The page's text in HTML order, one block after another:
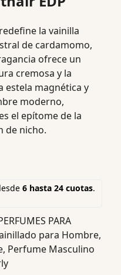
redefine la vainilla
de cardamomo,
ofrece un
cremosa y la
estela magnética y
moderno,
es el epítome de la
de nicho.
PARA
para Hombre,
, Perfume Masculino